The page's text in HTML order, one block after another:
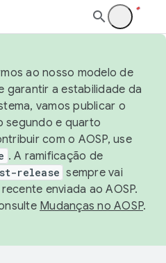
ao nosso modelo de
garantir a estabilidade da
vamos publicar o
segundo e quarto
com o AOSP, use
. A ramificação de
release sempre vai
enviada ao AOSP.
Mudanças no AOSP.